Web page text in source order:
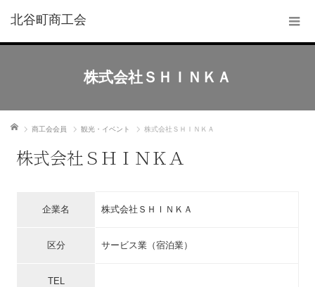
北谷町商工会
株式会社ＳＨＩＮＫＡ
ホーム 商工会会員 観光・イベント 株式会社ＳＨＩＮＫＡ
株式会社ＳＨＩＮＫＡ
企業名 株式会社ＳＨＩＮＫＡ
区分 サービス業（宿泊業）
TEL